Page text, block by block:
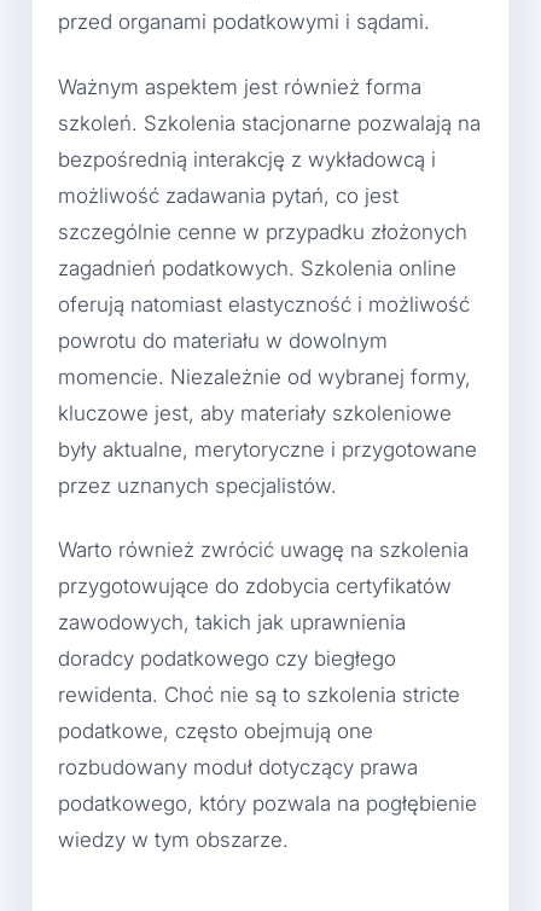
przed organami podatkowymi i sądami.
Ważnym aspektem jest również forma
szkoleń. Szkolenia stacjonarne pozwalają na
bezpośrednią interakcję z wykładowcą i
możliwość zadawania pytań, co jest
szczególnie cenne w przypadku złożonych
zagadnień podatkowych. Szkolenia online
oferują natomiast elastyczność i możliwość
powrotu do materiału w dowolnym
momencie. Niezależnie od wybranej formy,
kluczowe jest, aby materiały szkoleniowe
były aktualne, merytoryczne i przygotowane
przez uznanych specjalistów.
Warto również zwrócić uwagę na szkolenia
przygotowujące do zdobycia certyfikatów
zawodowych, takich jak uprawnienia
doradcy podatkowego czy biegłego
rewidenta. Choć nie są to szkolenia stricte
podatkowe, często obejmują one
rozbudowany moduł dotyczący prawa
podatkowego, który pozwala na pogłębienie
wiedzy w tym obszarze.